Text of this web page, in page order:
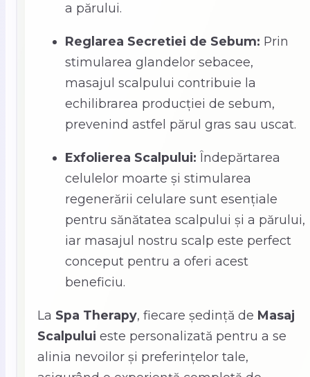
a părului.
Reglarea Secretiei de Sebum: Prin
stimularea glandelor sebacee,
masajul scalpului contribuie la
echilibrarea producției de sebum,
prevenind astfel părul gras sau uscat.
Exfolierea Scalpului: Îndepărtarea
celulelor moarte și stimularea
regenerării celulare sunt esențiale
pentru sănătatea scalpului și a părului,
iar masajul nostru scalp este perfect
conceput pentru a oferi acest
beneficiu.
La Spa Therapy, fiecare ședință de Masaj
Scalpului este personalizată pentru a se
alinia nevoilor și preferințelor tale,